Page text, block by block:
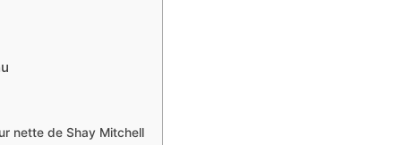
nette de Shay Mitchell